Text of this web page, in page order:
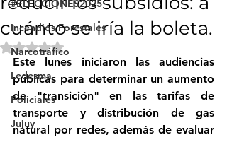
#ELECCIONES2025
Incendios Forestales
Narcotráfico
Ledesma
Policiales
Jujuy
cuánto se iría la boleta.
Obtuvo NaN de 5 estrellas.
Este lunes iniciaron las audiencias
públicas para determinar un aumento
de "transición" en las tarifas de
transporte y distribución de gas
natural por redes, además de evaluar